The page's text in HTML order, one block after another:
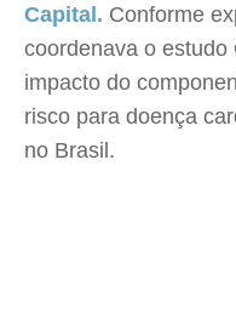
Capital. Conforme
coordenava o estudo
impacto do
risco para doença
no Brasil.